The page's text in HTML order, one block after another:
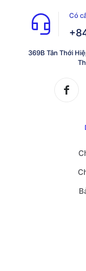
Có
369B Tân Thới